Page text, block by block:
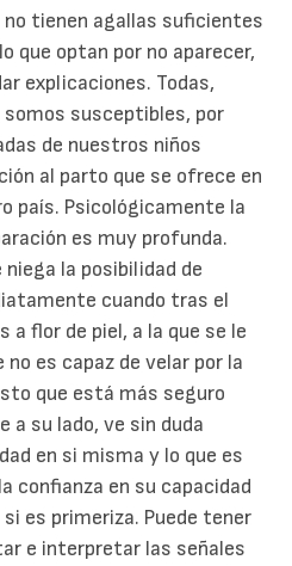
tienen agallas suficientes
que optan por no aparecer,
explicaciones. Todas,
susceptibles, por
de nuestros niños
al parto que se ofrece en
país. Psicológicamente la
es muy profunda.
niega la posibilidad de
cuando tras el
flor de piel, a la que se le
es capaz de velar por la
que está más seguro
a su lado, ve sin duda
en si misma y lo que es
confianza en su capacidad
es primeriza. Puede tener
e interpretar las señales